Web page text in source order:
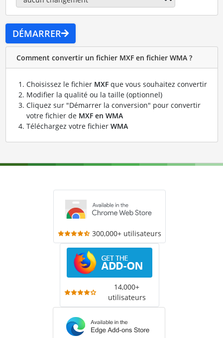
DÉMARRER
Comment convertir un fichier MXF en fichier WMA ?
Choisissez le fichier MXFque vous souhaitez convertir
Modifier la qualité ou la taille (optionnel)
Cliquez sur "Démarrer la conversion" pour convertir
votre fichier de MXF en WMA
Téléchargez votre fichier WMA
300,000+ utilisateurs
14,000+
utilisateurs